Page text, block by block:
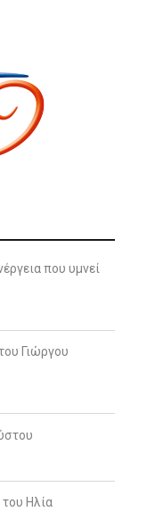
που υμνεί
Γιώργου
Ηλία